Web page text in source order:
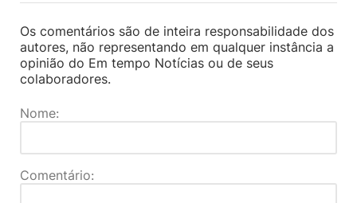
Os comentários são de inteira responsabilidade dos
autores, não representando em qualquer instância a
opinião do Em tempo Notícias ou de seus
colaboradores.
Nome:
Comentário: